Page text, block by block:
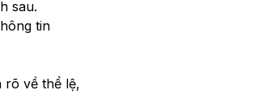
sau.
tin
rõ về thể lệ,